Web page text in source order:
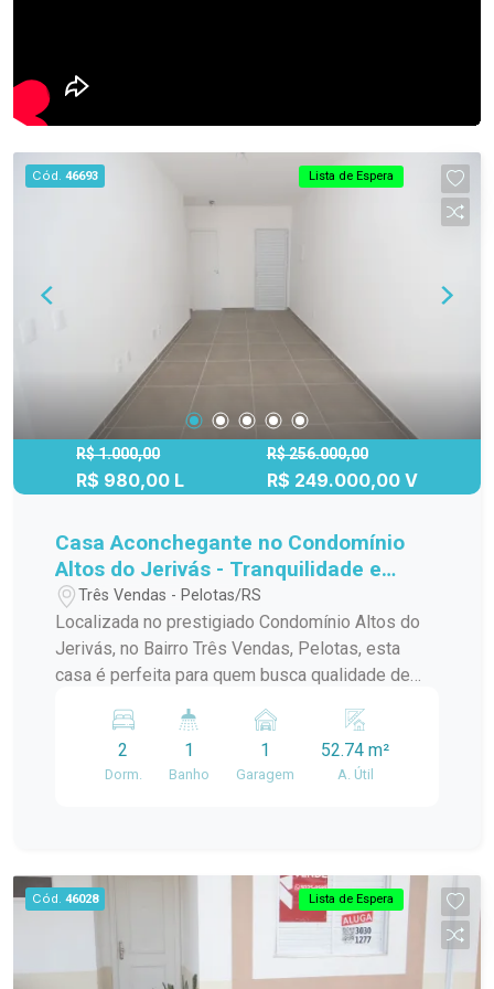
Lista de Espera
Cód. 46693
R$ 1.000,00
R$ 980,00 L
R$ 256.000,00
R$ 249.000,00 V
Casa Aconchegante no Condomínio
Altos do Jerivás - Tranquilidade e
Conforto no Bairro Três Vendas!
Três Vendas - Pelotas/RS
Localizada no prestigiado Condomínio Altos do
Jerivás, no Bairro Três Vendas, Pelotas, esta
casa é perfeita para quem busca qualidade de
BR-116 e próxima a escolas, comércios e
serviços essenciais, esta é a escolha ideal para
morar bem! Descrição do Imóvel: - Dois
ideal para otimizar o ambiente e receber
convidados. - Espaço Inteligente: Área projetada
para escritório, perfeita para home office ou
estudos com total conforto e produtividade. -
2
Dorm.
1
Banho
1
Garagem
52.74 m²
A. Útil
Lista de Espera
Cód. 46028